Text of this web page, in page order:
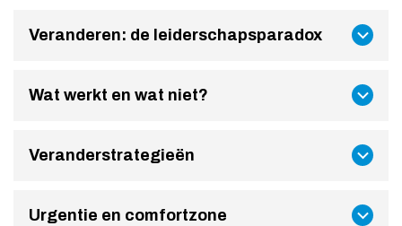
Veranderen: de leiderschapsparadox
Wat werkt en wat niet?
Veranderstrategieën
Urgentie en comfortzone